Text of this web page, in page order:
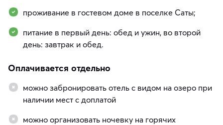
проживание в гостевом доме в поселке Саты;
питание в первый день: обед и ужин, во второй
день: завтрак и обед.
Оплачивается отдельно
можно забронировать отель с видом на озеро при
наличии мест с доплатой
можно организовать ночевку на горячих